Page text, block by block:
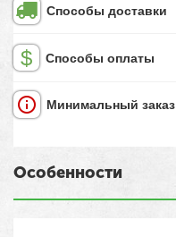
Способы доставки
Способы оплаты
Минимальный заказ
Особенности